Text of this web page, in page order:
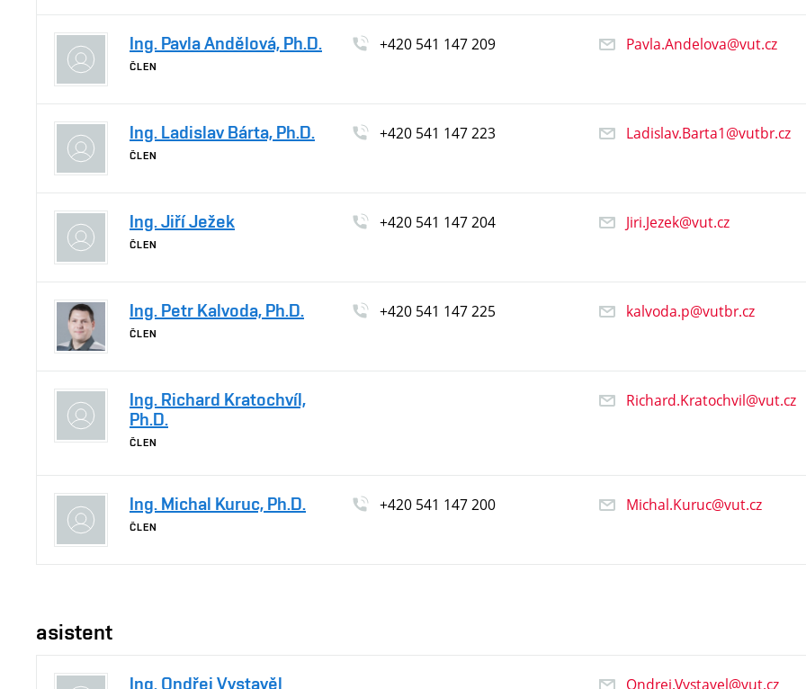
Ing. Pavla Andělová, Ph.D.
ČLEN
+420541 147209 Pavla.Andelova@vut.cz
Ing. Ladislav Bárta, Ph.D.
ČLEN
+420541 147223 Ladislav.Barta1@vutbr.cz
Ing. Jiří Ježek
ČLEN
+420541 147204 Jiri.Jezek@vut.cz
Ing. Petr Kalvoda, Ph.D.
ČLEN
+420541 147225 kalvoda.p@vutbr.cz
Ing. Richard Kratochvíl,
Ph.D.
ČLEN
Richard.Kratochvil@vut.cz
Ing. Michal Kuruc, Ph.D.
ČLEN
+420541 147200 Michal.Kuruc@vut.cz
asistent
Ing. Ondřej Vystavěl Ondrej.Vystavel@vut.cz